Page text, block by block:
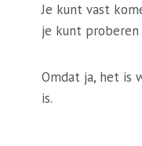
Je kunt vast
je kunt
Omdat ja, het is
is.